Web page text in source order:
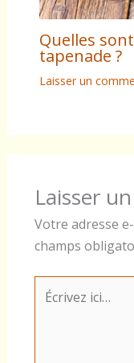
Quelles
tapenade ?
Laisser un
Laisser
Votre adresse
champs
Écrivez
ici…